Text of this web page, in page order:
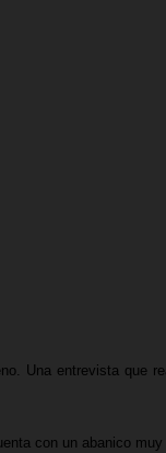
. Una entrevista que
con un abanico